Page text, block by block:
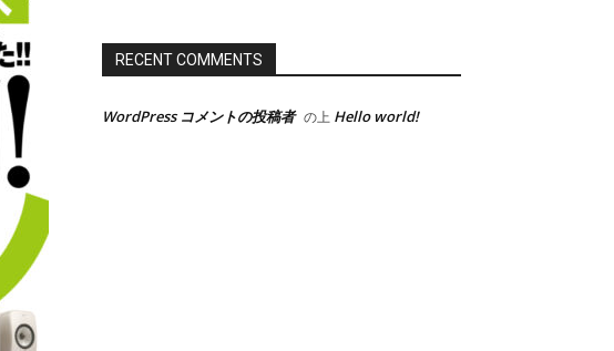
RECENT COMMENTS
WordPress コメントの投稿者 の上 Hello world!